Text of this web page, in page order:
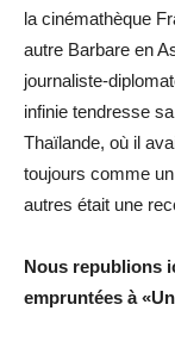
la cinémathèque
autre Barbare en
journaliste-
infinie tendresse
Thaïlande, où il
toujours comme
autres était une
Nous republions
empruntées à